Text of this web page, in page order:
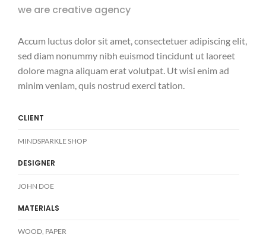
we are creative agency
Accum luctus dolor sit amet, consectetuer adipiscing elit,
sed diam nonummy nibh euismod tincidunt ut laoreet
dolore magna aliquam erat volutpat. Ut wisi enim ad
minim veniam, quis nostrud exerci tation.
CLIENT
MINDSPARKLE SHOP
DESIGNER
JOHN DOE
MATERIALS
WOOD, PAPER